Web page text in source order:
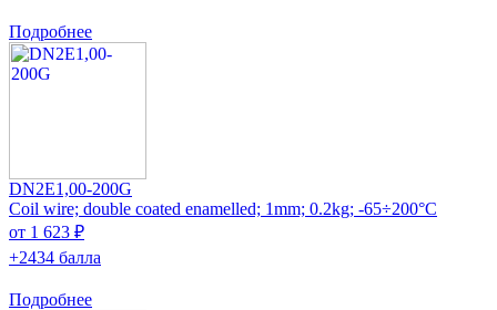
Подробнее
DN2E1,00-200G
Coil wire; double coated enamelled; 1mm; 0.2kg; -65÷200°C
от 1 623 ₽
+2434 балла
Подробнее